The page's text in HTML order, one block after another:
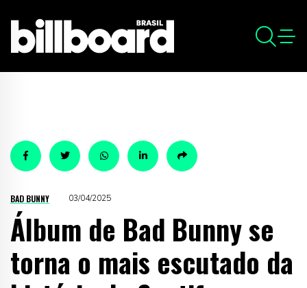
BAD BUNNY 03/04/2025
Álbum de Bad Bunny se
torna o mais escutado da